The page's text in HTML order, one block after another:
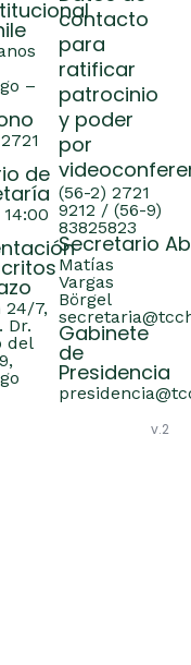
–
de
24/7,
Dr.
del
contacto
para
ratificar
patrocinio
y poder
por
(56-2) 2721
9212 / (56-9)
83825823
Secretario
Matías
Vargas
Börgel
Gabinete
de
Presidencia
v.2